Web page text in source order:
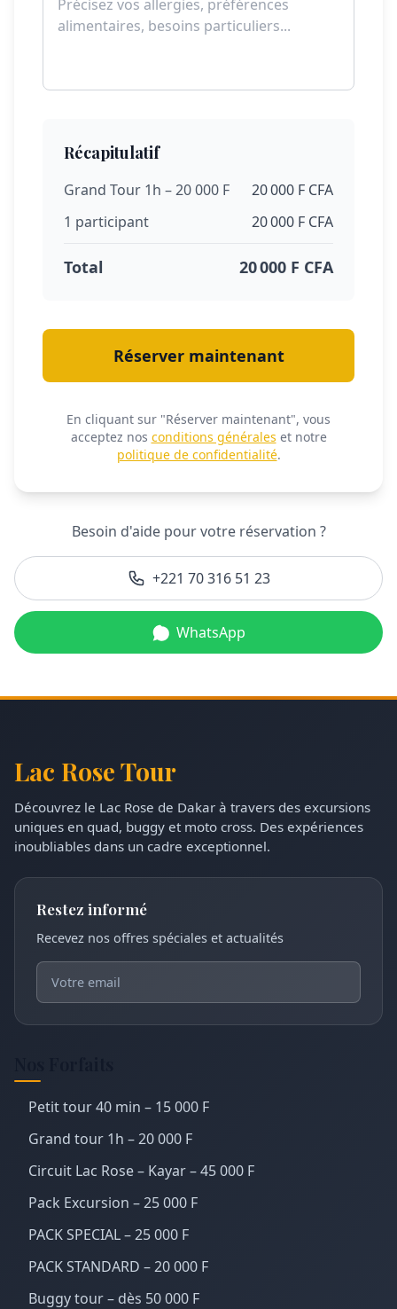
Récapitulatif
Grand Tour 1h – 20 000 F
20 000 F CFA
1 participant
20 000 F CFA
Total 20 000 F CFA
Réserver maintenant
En cliquant sur "Réserver maintenant", vous
acceptez nos conditions générales et notre
politique de confidentialité.
Besoin d'aide pour votre réservation ?
+221 70 316 51 23
WhatsApp
Lac Rose Tour
Découvrez le Lac Rose de Dakar à travers des excursions
uniques en quad, buggy et moto cross. Des expériences
inoubliables dans un cadre exceptionnel.
Restez informé
Recevez nos offres spéciales et actualités
Petit tour 40 min – 15 000 F
Grand tour 1h – 20 000 F
Circuit Lac Rose – Kayar – 45 000 F
Pack Excursion – 25 000 F
PACK SPECIAL – 25 000 F
PACK STANDARD – 20 000 F
Buggy tour – dès 50 000 F